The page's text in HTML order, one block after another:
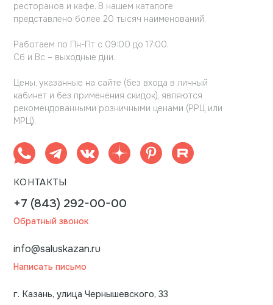
ресторанов и кафе. В нашем каталоге
представлено более 20 тысяч наименований.
Работаем по Пн-Пт с 09:00 до 17:00.
Сб и Вс – выходные дни.
Цены, указанные на сайте (без входа в личный
кабинет и без применения скидок), являются
рекомендованными розничными ценами (РРЦ или
МРЦ).
КОНТАКТЫ
+7 (843) 292-00-00
Обратный звонок
info@saluskazan.ru
Написать письмо
г. Казань, улица Чернышевского, 33